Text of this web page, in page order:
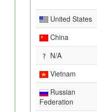
United States
China
N/A
Vietnam
Russian
Federation